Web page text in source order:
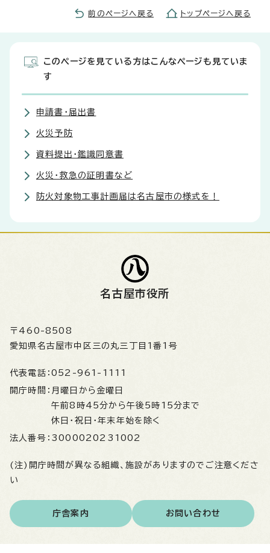
前のページへ戻る トップページへ戻る
このページを見ている方はこんなページも見ていま
す
申請書・届出書
火災予防
資料提出・鑑識同意書
火災・救急の証明書など
防火対象物工事計画届は名古屋市の様式を！
名古屋市役所
〒460-8508
愛知県名古屋市中区三の丸三丁目1番1号
代表電話： 052-961-1111
開庁時間： 月曜日から金曜日
午前8時45分から午後5時15分まで
休日・祝日・年末年始を除く
法人番号： 3000020231002
(注)開庁時間が異なる組織、施設がありますのでご注意くださ
い
庁舎案内 お問い合わせ